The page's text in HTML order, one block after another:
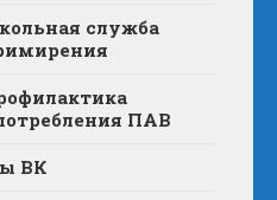
служба
ПАВ
ВК